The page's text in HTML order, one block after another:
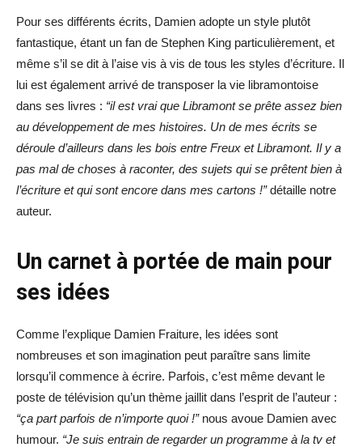
Pour ses différents écrits, Damien adopte un style plutôt
fantastique, étant un fan de Stephen King particulièrement, et
même s’il se dit à l’aise vis à vis de tous les styles d’écriture. Il
lui est également arrivé de transposer la vie libramontoise
dans ses livres : “il est vrai que Libramont se prête assez bien
au développement de mes histoires. Un de mes écrits se
déroule d’ailleurs dans les bois entre Freux et Libramont. Il y a
pas mal de choses à raconter, des sujets qui se prêtent bien à
l’écriture et qui sont encore dans mes cartons !”détaille notre
auteur.
Un carnet à portée de main pour
ses idées
Comme l’explique Damien Fraiture, les idées sont
nombreuses et son imagination peut paraître sans limite
lorsqu’il commence à écrire. Parfois, c’est même devant le
poste de télévision qu’un thème jaillit dans l’esprit de l’auteur :
“ça part parfois de n’importe quoi !” nous avoue Damien avec
humour. “Je suis entrain de regarder un programme à la tv et